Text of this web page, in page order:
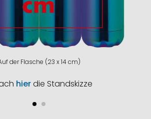
der Flasche (23 x 14 cm)
hierdie Standskizze